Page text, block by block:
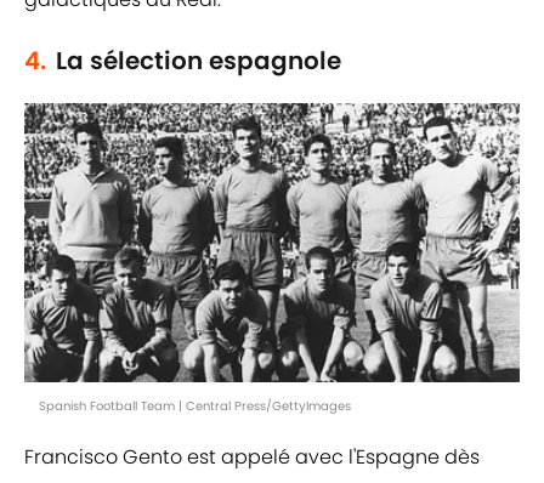
4. La sélection espagnole
Spanish Football Team | Central Press/GettyImages
Francisco Gento est appelé avec l'Espagne dès